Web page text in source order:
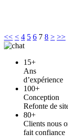
<< < 4 5 6 7 8 > >>
15+
Ans
d’expérience
100+
Conception
Refonte de
80+
Clients nous
fait confiance